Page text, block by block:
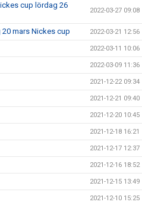
cup lördag 26
2022-03-27 09:08
mars Nickes cup 2022-03-21 12:56
2022-03-11 10:06
2022-03-09 11:36
2021-12-22 09:34
2021-12-21 09:40
2021-12-20 10:45
2021-12-18 16:21
2021-12-17 12:37
2021-12-16 18:52
2021-12-15 13:49
2021-12-10 15:25